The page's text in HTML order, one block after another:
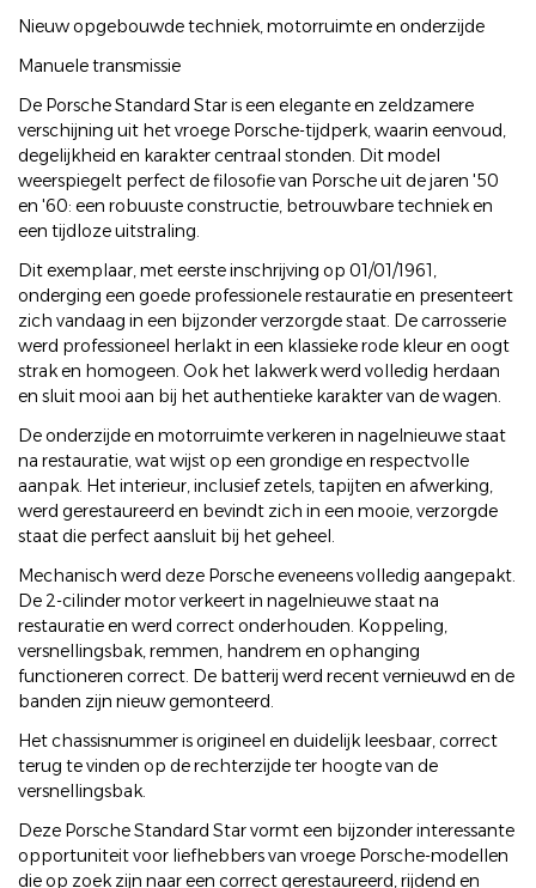
Nieuw opgebouwde techniek, motorruimte en onderzijde
Manuele transmissie
De Porsche Standard Star is een elegante en zeldzamere
verschijning uit het vroege Porsche-tijdperk, waarin eenvoud,
degelijkheid en karakter centraal stonden. Dit model
weerspiegelt perfect de filosofie van Porsche uit de jaren '50
en '60: een robuuste constructie, betrouwbare techniek en
een tijdloze uitstraling.
Dit exemplaar, met eerste inschrijving op 01/01/1961,
onderging een goede professionele restauratie en presenteert
zich vandaag in een bijzonder verzorgde staat. De carrosserie
werd professioneel herlakt in een klassieke rode kleur en oogt
strak en homogeen. Ook het lakwerk werd volledig herdaan
en sluit mooi aan bij het authentieke karakter van de wagen.
De onderzijde en motorruimte verkeren in nagelnieuwe staat
na restauratie, wat wijst op een grondige en respectvolle
aanpak. Het interieur, inclusief zetels, tapijten en afwerking,
werd gerestaureerd en bevindt zich in een mooie, verzorgde
staat die perfect aansluit bij het geheel.
Mechanisch werd deze Porsche eveneens volledig aangepakt.
De 2-cilinder motor verkeert in nagelnieuwe staat na
restauratie en werd correct onderhouden. Koppeling,
versnellingsbak, remmen, handrem en ophanging
functioneren correct. De batterij werd recent vernieuwd en de
banden zijn nieuw gemonteerd.
Het chassisnummer is origineel en duidelijk leesbaar, correct
terug te vinden op de rechterzijde ter hoogte van de
versnellingsbak.
Deze Porsche Standard Star vormt een bijzonder interessante
opportuniteit voor liefhebbers van vroege Porsche-modellen
die op zoek zijn naar een correct gerestaureerd, rijdend en